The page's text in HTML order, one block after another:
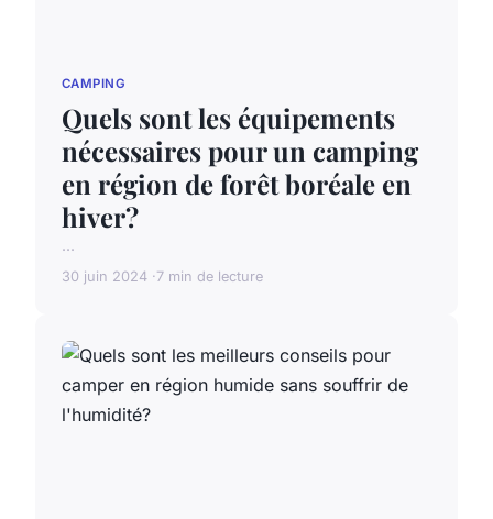
CAMPING
Quels sont les équipements
nécessaires pour un camping
en région de forêt boréale en
hiver?
...
30 juin 2024 7 min de lecture